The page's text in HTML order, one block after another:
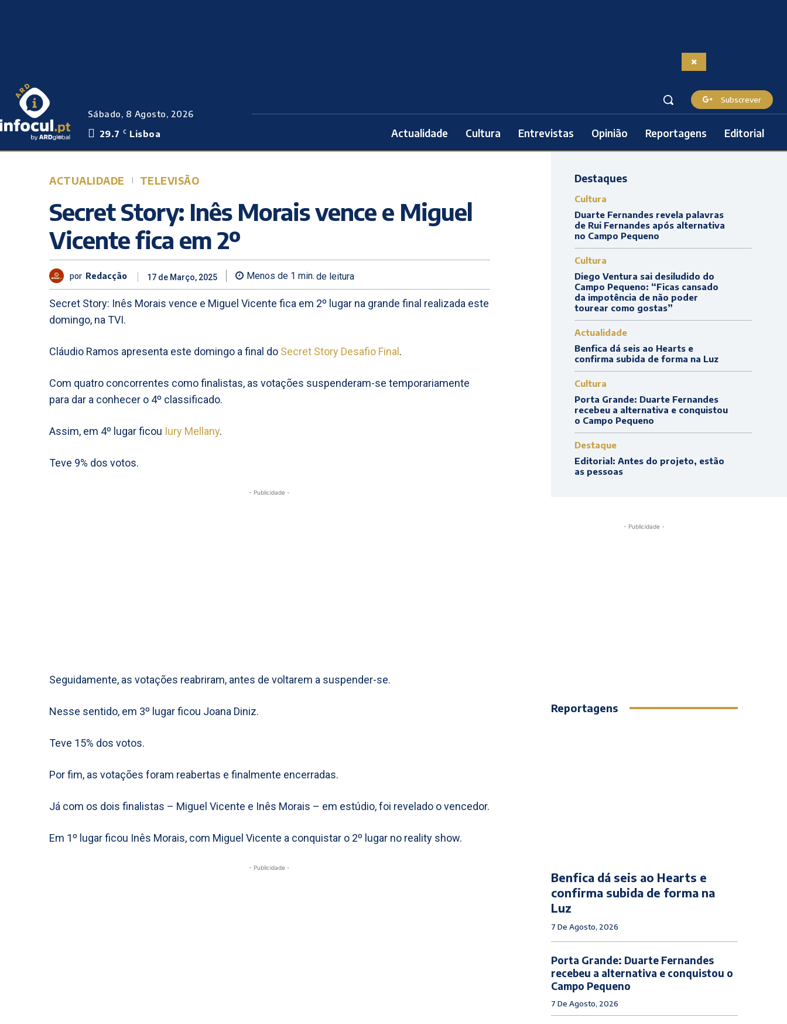
Sábado, 8 Agosto, 2026
29.7
C Lisboa
Subscrever
Actualidade Cultura Entrevistas Opinião Reportagens Editorial
ACTUALIDADE TELEVISÃO
Secret Story: Inês Morais vence e Miguel
Vicente fica em 2º
por Redacção 17 de Março, 2025 Menos de 1 min. de leitura
Secret Story: Inês Morais vence e Miguel Vicente fica em 2º lugar na grande final realizada este
domingo, na TVI.
Cláudio Ramos apresenta este domingo a final do Secret Story Desafio Final .
Com quatro concorrentes como finalistas, as votações suspenderam-se temporariamente
para dar a conhecer o 4º classificado.
Assim, em 4º lugar ficou Iury Mellany.
Teve 9% dos votos.
- Publicidade -
Seguidamente, as votações reabriram, antes de voltarem a suspender-se.
Nesse sentido, em 3º lugar ficou Joana Diniz.
Teve 15% dos votos.
Por fim, as votações foram reabertas e finalmente encerradas.
Já com os dois finalistas – Miguel Vicente e Inês Morais – em estúdio, foi revelado o vencedor.
Em 1º lugar ficou Inês Morais, com Miguel Vicente a conquistar o 2º lugar no reality show.
- Publicidade -
Destaques
Cultura
Duarte Fernandes revela palavras
de Rui Fernandes após alternativa
no Campo Pequeno
Cultura
Diego Ventura sai desiludido do
Campo Pequeno: “Ficas cansado
da impotência de não poder
tourear como gostas”
Actualidade
Benfica dá seis ao Hearts e
confirma subida de forma na Luz
Cultura
Porta Grande: Duarte Fernandes
recebeu a alternativa e conquistou
o Campo Pequeno
Destaque
Editorial: Antes do projeto, estão
as pessoas
- Publicidade -
Reportagens
Benfica dá seis ao Hearts e
confirma subida de forma na
Luz
7 De Agosto, 2026
Porta Grande: Duarte Fernandes
recebeu a alternativa e conquistou o
Campo Pequeno
7 De Agosto, 2026